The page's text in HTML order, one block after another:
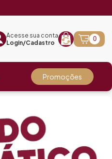
Acesse sua conta
Login/Cadastro
0
Promoções